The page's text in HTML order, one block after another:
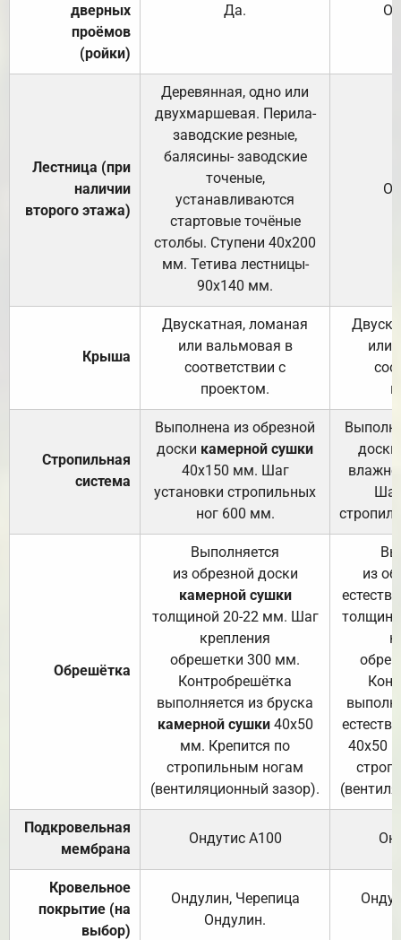
дверных
проёмов
(ройки)
Да.
Лестница (при
наличии
второго этажа)
Деревянная, одно или
двухмаршевая. Перила-
заводские резные,
балясины- заводские
точеные,
устанавливаются
стартовые точёные
столбы. Ступени 40х200
мм. Тетива лестницы-
90х140 мм.
Крыша
Двускатная, ломаная
или вальмовая в
соответствии с
проектом.
или
Стропильная
система
Выполнена из обрезной
доски камерной сушки
40х150 мм. Шаг
установки стропильных
ног 600 мм.
доски
Обрешётка
Выполняется
из обрезной доски
камерной сушки
толщиной 20-22 мм. Шаг
крепления
обрешетки 300 мм.
Контробрешётка
выполняется из бруска
камерной сушки40х50
мм. Крепится по
стропильным ногам
(вентиляционный зазор).
из
40х50
Подкровельная
мембрана
Ондутис А100
Кровельное
покрытие (на
выбор)
Ондулин, Черепица
Ондулин.